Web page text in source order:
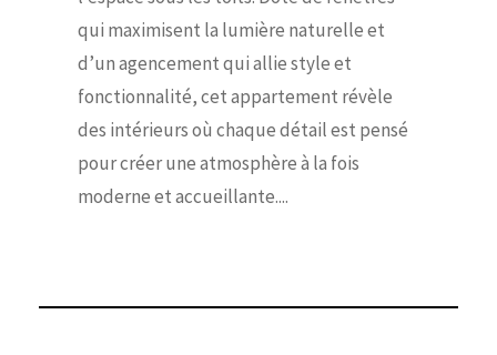
qui maximisent la lumière naturelle et
d’un agencement qui allie style et
fonctionnalité, cet appartement révèle
des intérieurs où chaque détail est pensé
pour créer une atmosphère à la fois
moderne et accueillante....